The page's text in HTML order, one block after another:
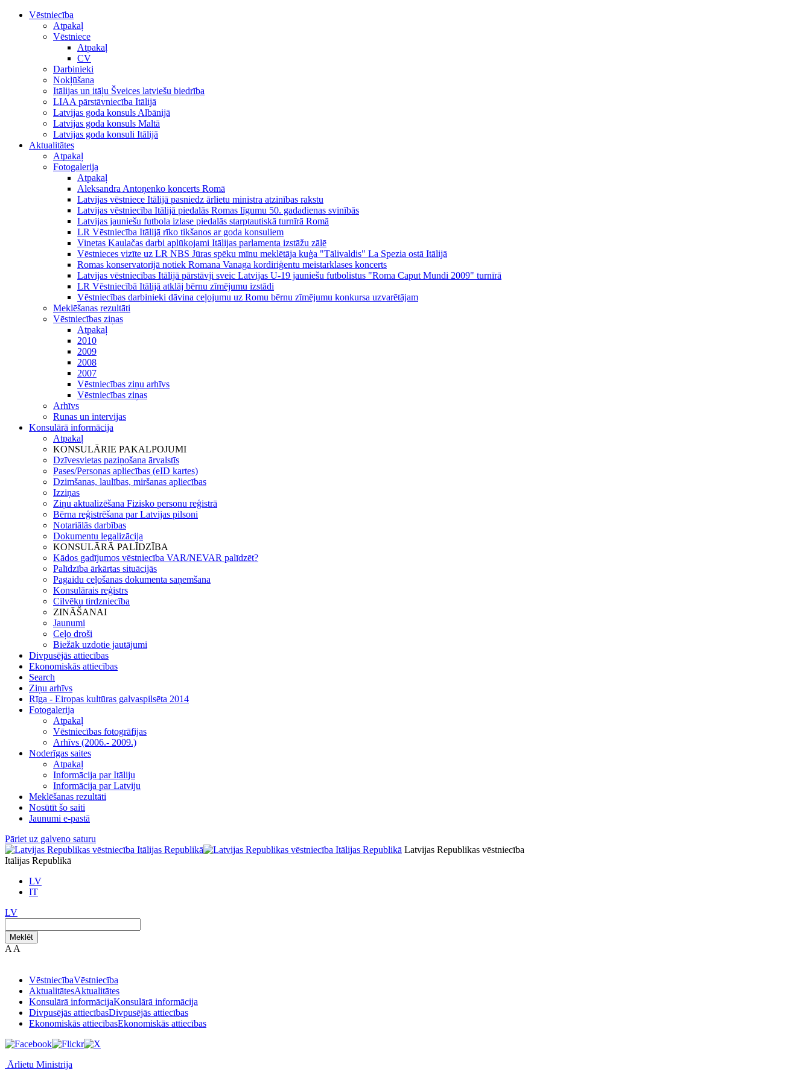
Vēstniecība
Atpakaļ
Vēstniece
Atpakaļ
CV
Darbinieki
Nokļūšana
Itālijas un itāļu Šveices latviešu biedrība
LIAA pārstāvniecība Itālijā
Latvijas goda konsuls Albānijā
Latvijas goda konsuls Maltā
Latvijas goda konsuli Itālijā
Aktualitātes
Atpakaļ
Fotogalerija
Atpakaļ
Aleksandra Antoņenko koncerts Romā
Latvijas vēstniece Itālijā pasniedz ārlietu ministra atzinības rakstu
Latvijas vēstniecība Itālijā piedalās Romas līgumu 50. gadadienas svinībās
Latvijas jauniešu futbola izlase piedalās starptautiskā turnīrā Romā
LR Vēstniecība Itālijā rīko tikšanos ar goda konsuliem
Vinetas Kaulačas darbi aplūkojami Itālijas parlamenta izstāžu zālē
Vēstnieces vizīte uz LR NBS Jūras spēku mīnu meklētāja kuģa "Tālivaldis" La Spezia ostā Itālijā
Romas konservatorijā notiek Romana Vanaga kordiriģentu meistarklases koncerts
Latvijas vēstniecības Itālijā pārstāvji sveic Latvijas U-19 jauniešu futbolistus "Roma Caput Mundi 2009" turnīrā
LR Vēstniecībā Itālijā atklāj bērnu zīmējumu izstādi
Vēstniecības darbinieki dāvina ceļojumu uz Romu bērnu zīmējumu konkursa uzvarētājam
Meklēšanas rezultāti
Vēstniecības ziņas
Atpakaļ
2010
2009
2008
2007
Vēstniecības ziņu arhīvs
Vēstniecības ziņas
Arhīvs
Runas un intervijas
Konsulārā informācija
Atpakaļ
KONSULĀRIE PAKALPOJUMI
Dzīvesvietas paziņošana ārvalstīs
Pases/Personas apliecības (eID kartes)
Dzimšanas, laulības, miršanas apliecības
Izziņas
Ziņu aktualizēšana Fizisko personu reģistrā
Bērna reģistrēšana par Latvijas pilsoni
Notariālās darbības
Dokumentu legalizācija
KONSULĀRĀ PALĪDZĪBA
Kādos gadījumos vēstniecība VAR/NEVAR palīdzēt?
Palīdzība ārkārtas situācijās
Pagaidu ceļošanas dokumenta saņemšana
Konsulārais reģistrs
Cilvēku tirdzniecība
ZINĀŠANAI
Jaunumi
Ceļo droši
Biežāk uzdotie jautājumi
Divpusējās attiecības
Ekonomiskās attiecības
Search
Ziņu arhīvs
Rīga - Eiropas kultūras galvaspilsēta 2014
Fotogalerija
Atpakaļ
Vēstniecības fotogrāfijas
Arhīvs (2006.- 2009.)
Noderīgas saites
Atpakaļ
Informācija par Itāliju
Informācija par Latviju
Meklēšanas rezultāti
Nosūtīt šo saiti
Jaunumi e-pastā
Pāriet uz galveno saturu
Latvijas Republikas vēstniecība
Itālijas Republikā
LV
IT
LV
Meklēt
A A
VēstniecībaVēstniecība
AktualitātesAktualitātes
Konsulārā informācijaKonsulārā informācija
Divpusējās attiecībasDivpusējās attiecības
Ekonomiskās attiecībasEkonomiskās attiecības
Ārlietu Ministrija